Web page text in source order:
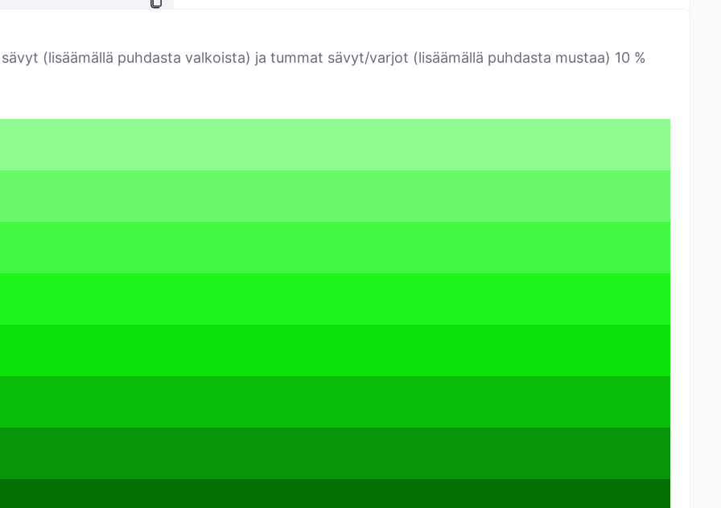
(lisäämällä puhdasta valkoista) ja tummat sävyt/varjot (lisäämällä puhdasta mustaa) 10 %